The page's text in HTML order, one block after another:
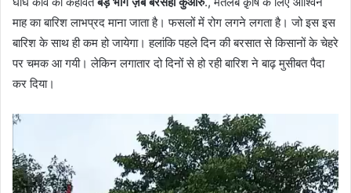
माह का बारिश लाभप्रद माना जाता है। फसलों में रोग लगने लगता है। जो इस इस
बारिश के साथ ही कम हो जायेगा। हलांकि पहले दिन की बरसात से किसानों के चेहरे
पर चमक आ गयी। लेकिन लगातार दो दिनों से हो रही बारिश ने बाढ़ मुसीबत पैदा
कर दिया।